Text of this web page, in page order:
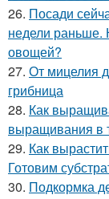
26. Посади
недели раньше.
овощей?
27. От мицелия
грибница
28. Как
выращивания в
29. Как
Готовим
30. Подкормка